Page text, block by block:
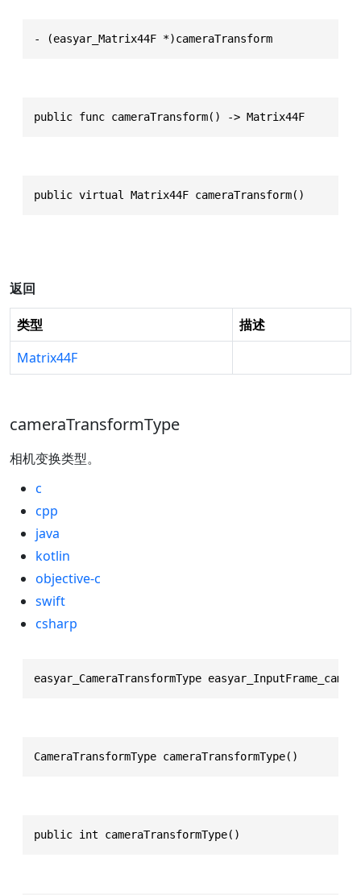
- (easyar_Matrix44F *)cameraTransform
public func cameraTransform() -> Matrix44F
public virtual Matrix44F cameraTransform()
返回
类型
描述
Matrix44F
cameraTransformType
相机变换类型。
c
cpp
java
kotlin
objective-c
swift
csharp
easyar_CameraTransformType
CameraTransformType cameraTransformType()
public int cameraTransformType()